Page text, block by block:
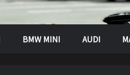
BMW MINI AUDI